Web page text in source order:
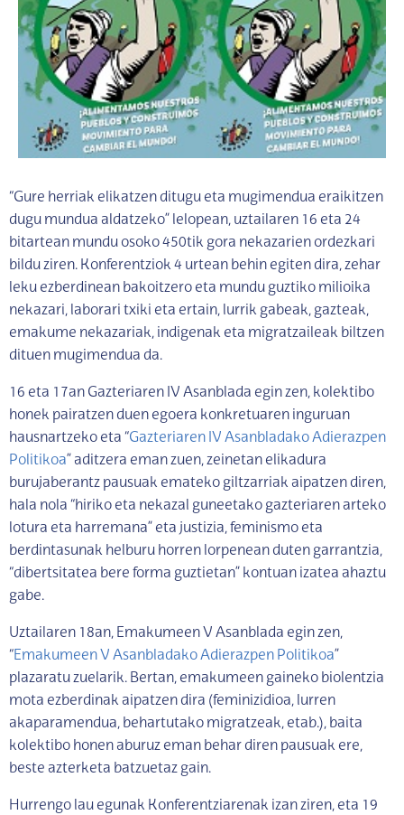
“Gure herriak elikatzen ditugu eta mugimendua eraikitzen
dugu mundua aldatzeko” lelopean, uztailaren 16 eta 24
bitartean mundu osoko 450tik gora nekazarien ordezkari
bildu ziren. Konferentziok 4 urtean behin egiten dira, zehar
leku ezberdinean bakoitzero eta mundu guztiko milioika
nekazari, laborari txiki eta ertain, lurrik gabeak, gazteak,
emakume nekazariak, indigenak eta migratzaileak biltzen
dituen mugimendua da.
16 eta 17an Gazteriaren IV Asanblada egin zen, kolektibo
honek pairatzen duen egoera konkretuaren inguruan
hausnartzeko eta “Gazteriaren IV Asanbladako Adierazpen
Politikoa” aditzera eman zuen, zeinetan elikadura
burujaberantz pausuak emateko giltzarriak aipatzen diren,
hala nola “hiriko eta nekazal guneetako gazteriaren arteko
lotura eta harremana” eta justizia, feminismo eta
berdintasunak helburu horren lorpenean duten garrantzia,
“dibertsitatea bere forma guztietan” kontuan izatea ahaztu
gabe.
Uztailaren 18an, Emakumeen V Asanblada egin zen,
“Emakumeen V Asanbladako Adierazpen Politikoa”
plazaratu zuelarik. Bertan, emakumeen gaineko biolentzia
mota ezberdinak aipatzen dira (feminizidioa, lurren
akaparamendua, behartutako migratzeak, etab.), baita
kolektibo honen aburuz eman behar diren pausuak ere,
beste azterketa batzuetaz gain.
Hurrengo lau egunak Konferentziarenak izan ziren, eta 19